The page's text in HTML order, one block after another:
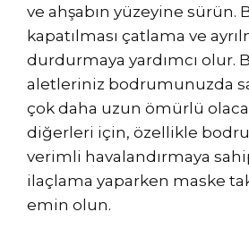
ve ahşabın yüzeyine sürün.
kapatılması çatlama ve
durdurmaya yardımcı olur.
aletleriniz bodrumunuzda
çok daha uzun ömürlü
diğerleri için, özellikle
verimli havalandırmaya
ilaçlama yaparken maske
emin olun.